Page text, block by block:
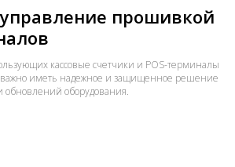
прошивкой
кассовые счетчики и POS-терминалы
важно иметь надежное и защищенное решение
оборудования.